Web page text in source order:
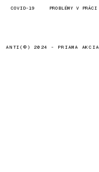
COVID-19 PROBLÉMY V PRÁCI
ANTI(©) 2024 - PRIAMA AKCIA